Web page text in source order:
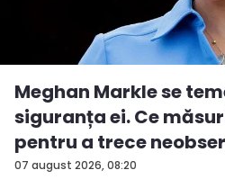
07 august 2026, 08:20
Meghan Markle se
siguranța ei. Ce
pentru a trece